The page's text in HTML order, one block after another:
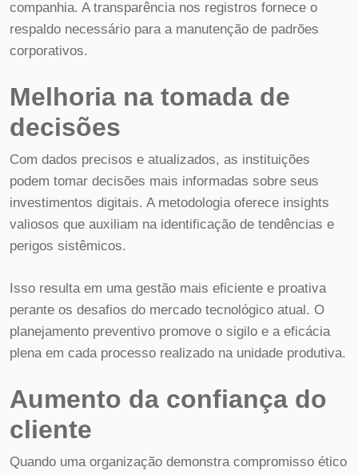
companhia. A transparência nos registros fornece o
respaldo necessário para a manutenção de padrões
corporativos.
Melhoria na tomada de
decisões
Com dados precisos e atualizados, as instituições
podem tomar decisões mais informadas sobre seus
investimentos digitais. A metodologia oferece insights
valiosos que auxiliam na identificação de tendências e
perigos sistêmicos.
Isso resulta em uma gestão mais eficiente e proativa
perante os desafios do mercado tecnológico atual. O
planejamento preventivo promove o sigilo e a eficácia
plena em cada processo realizado na unidade produtiva.
Aumento da confiança do
cliente
Quando uma organização demonstra compromisso ético